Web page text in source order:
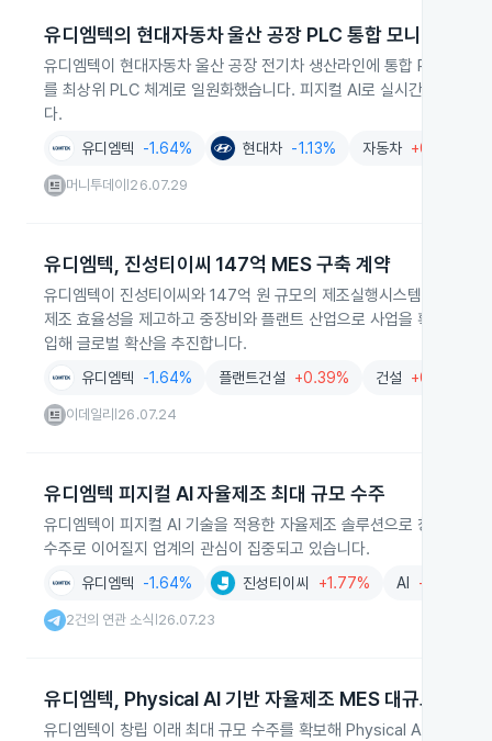
유디엠텍의 현대자동차 울산 공장 PLC 통합 모니터링 구
유디엠텍이 현대자동차 울산 공장 전기차 생산라인에 통합 PLC 모니
를 최상위 PLC 체계로 일원화했습니다. 피지컬 AI로 실시간 데이터
다.
유디엠텍 -1.64% 현대차 -1.13% 자동차 +0.28%
머니투데이 26.07.29
유디엠텍, 진성티이씨 147억 MES 구축 계약
유디엠텍이 진성티이씨와 147억 원 규모의 제조실행시스템(MES)
제조 효율성을 제고하고 중장비와 플랜트 산업으로 사업을 확장합니
입해 글로벌 확산을 추진합니다.
유디엠텍 -1.64% 플랜트건설 +0.39% 건설 +0.80%
이데일리 26.07.24
유디엠텍 피지컬 AI 자율제조 최대 규모 수주
유디엠텍이 피지컬 AI 기술을 적용한 자율제조 솔루션으로 창립 이
수주로 이어질지 업계의 관심이 집중되고 있습니다.
유디엠텍 -1.64% 진성티이씨 +1.77% AI +0.01%
2건의 연관 소식 26.07.23
유디엠텍, Physical AI 기반 자율제조 MES 대규모 수주
유디엠텍이 창립 이래 최대 규모 수주를 확보해 Physical AI 기반 자